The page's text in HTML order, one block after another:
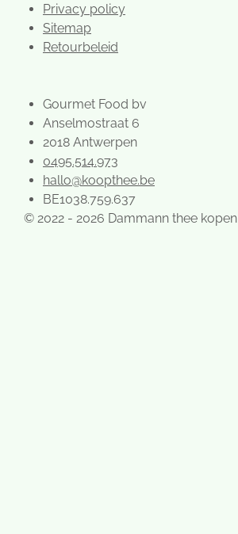
Privacy policy
Sitemap
Retourbeleid
Gourmet Food bv
Anselmostraat 6
2018 Antwerpen
0495.514.973
hallo@koopthee.be
BE1038.759.637
© 2022 - 2026 Dammann thee kopen